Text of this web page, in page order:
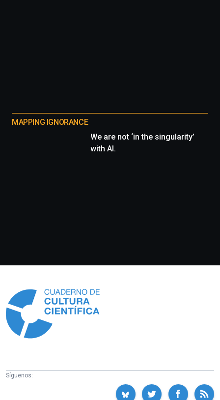
MAPPING IGNORANCE
We are not ‘in the singularity’
with AI.
Síguenos: